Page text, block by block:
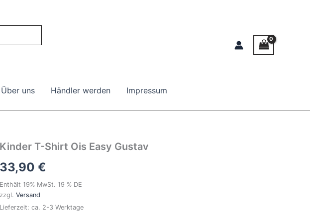
Über uns Händler werden Impressum
Kinder T-Shirt Ois Easy Gustav
33,90 €
Enthält 19% MwSt. 19 % DE
zzgl. Versand
Lieferzeit: ca. 2-3 Werktage
Kinder
Shirt
Ois
Easy
Gustav
Menge